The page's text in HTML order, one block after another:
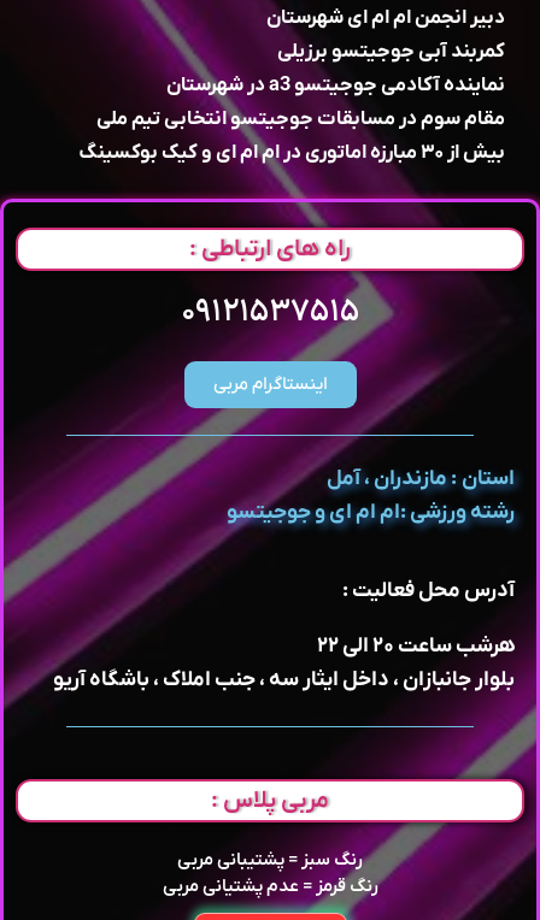
دبیر انجمن ام ام ای شهرستان
کمربند آبی جوجیتسو برزیلی
نماینده آکادمی جوجیتسو a3 در شهرستان
مقام سوم در مسابقات جوجیتسو انتخابی تیم ملی
بیش از ۳۰ مبارزه اماتوری در ام ام ای و کیک بوکسینگ
راه های ارتباطی :
۰۹۱۲۱۵۳۷۵۱۵
اینستاگرام مربی
استان : مازندران ، آمل
رشته ورزشی :ام ام ای و جوجیتسو
آدرس محل فعالیت :
هرشب ساعت ۲۰ الی ۲۲
بلوار جانبازان ، داخل ایثار سه ، جنب املاک ، باشگاه آریو
مربی پلاس :
رنگ سبز = پشتیبانی مربی
رنگ قرمز = عدم پشتیانی مربی